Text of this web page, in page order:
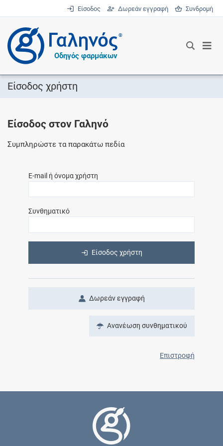
Είσοδος Δωρεάν εγγραφή Συνδρομή
®
Οδηγός φαρμάκων
Είσοδος χρήστη
Είσοδος στον Γαληνό
Συμπληρώστε τα παρακάτω πεδία
E-mail ή όνομα χρήστη
Συνθηματικό
Είσοδος χρήστη
Δωρεάν εγγραφή
Ανανέωση συνθηματικού
Επιστροφή